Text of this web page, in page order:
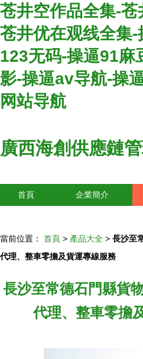
苍井空作品全集-
苍井优在观线全集
123无码-操逼91麻
影-操逼av导航-操
网站导航
廣西海創供應鏈
首頁 企業簡介
當前位置： 首頁 > 產品大全 > 長沙至
代理、整車零擔及貨運專線服務
長沙至常德石門縣貨
代理、整車零擔